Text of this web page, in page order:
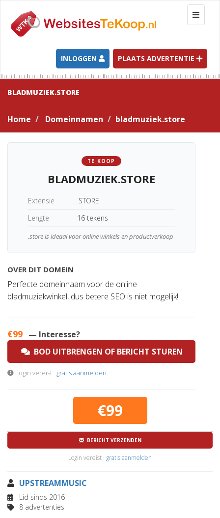
T
o
g
l
e
n
a
t
INLOGGEN PLAATS ADVERTENTIE
BLADMUZIEK.STORE
Home Domeinnamen bladmuziek.store
TE KOOP
BLADMUZIEK.STORE
Extensie
.STORE
Lengte
16 tekens
.store is ideaal voor online winkels en productverkoop
OVER DIT DOMEIN
Perfecte domeinnaam voor de online
bladmuziekwinkel, dus betere SEO is niet mogelijk!!
€99 — Interesse?
BOD UITBRENGEN OF BERICHT STUREN
Login vereist · gratis aanmelden
€99
BERICHT VERZENDEN
Login vereist · gratis aanmelden
UPSTREAMMUSIC
Lid sinds 2016
8 advertenties